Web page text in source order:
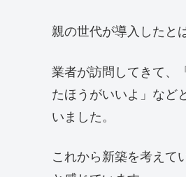
親の世代が導入したと
業者が訪問してきて、
たほうがいいよ」など
いました。
これから新築を考えて